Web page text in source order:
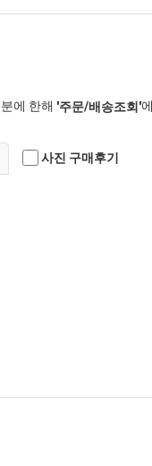
에 한해 '주문/배송조회'
사진 구매후기